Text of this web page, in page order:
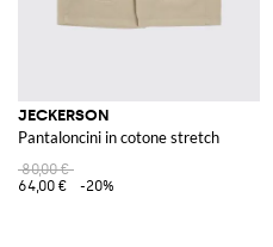
JECKERSON
Pantaloncini in cotone stretch
80,00 €
64,00 €
-20%